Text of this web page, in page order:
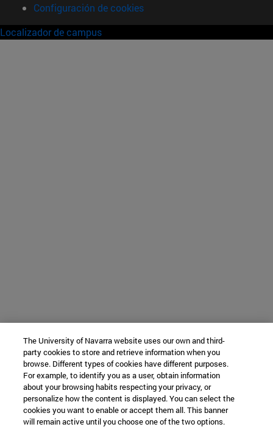
Configuración de cookies
Localizador de campus
The University of Navarra website uses our own and third-
party cookies to store and retrieve information when you
browse. Different types of cookies have different purposes.
For example, to identify you as a user, obtain information
about your browsing habits respecting your privacy, or
personalize how the content is displayed. You can select the
cookies you want to enable or accept them all. This banner
will remain active until you choose one of the two options.